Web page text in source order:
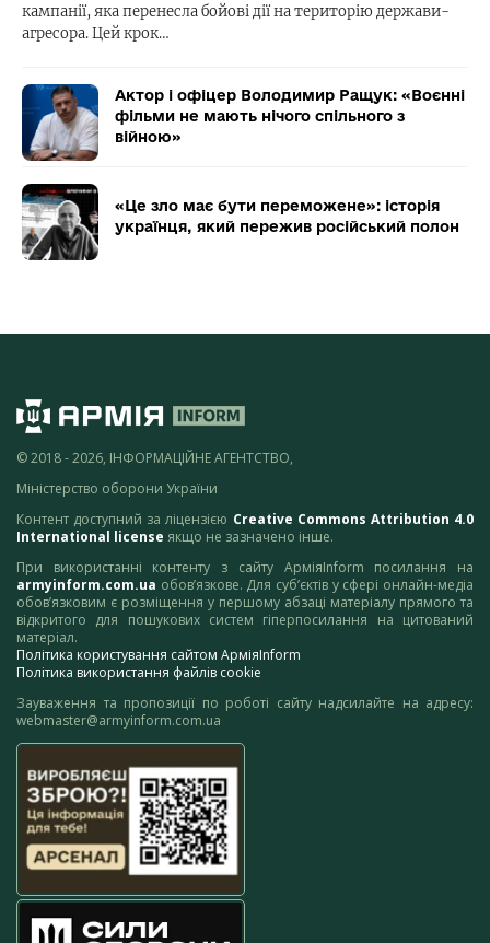
кампанії, яка перенесла бойові дії на територію держави-
агресора. Цей крок…
Актор і офіцер Володимир Ращук: «Воєнні
фільми не мають нічого спільного з
війною»
«Це зло має бути переможене»: історія
українця, який пережив російський полон
© 2018 - 2026, ІНФОРМАЦІЙНЕ АГЕНТСТВО,
Міністерство оборони України
Контент доступний за ліцензією Creative Commons Attribution 4.0
International license якщо не зазначено інше.
При використанні контенту з сайту АрміяInform посилання на
armyinform.com.ua обов’язкове. Для суб’єктів у сфері онлайн-медіа
обов’язковим є розміщення у першому абзаці матеріалу прямого та
відкритого для пошукових систем гіперпосилання на цитований
матеріал.
Політика користування сайтом АрміяInform
Політика використання файлів cookie
Зауваження та пропозиції по роботі сайту надсилайте на адресу:
webmaster@armyinform.com.ua